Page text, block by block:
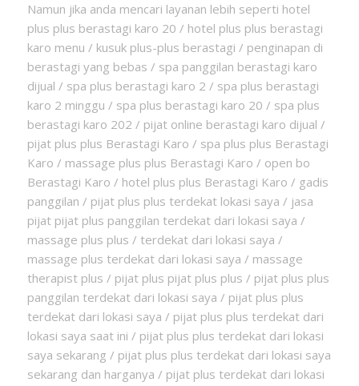
Namun jika anda mencari layanan lebih seperti hotel
plus plus berastagi karo 20 / hotel plus plus berastagi
karo menu / kusuk plus-plus berastagi / penginapan di
berastagi yang bebas / spa panggilan berastagi karo
dijual / spa plus berastagi karo 2 / spa plus berastagi
karo 2 minggu / spa plus berastagi karo 20 / spa plus
berastagi karo 202 / pijat online berastagi karo dijual /
pijat plus plus Berastagi Karo / spa plus plus Berastagi
Karo / massage plus plus Berastagi Karo / open bo
Berastagi Karo / hotel plus plus Berastagi Karo / gadis
panggilan / pijat plus plus terdekat lokasi saya / jasa
pijat pijat plus panggilan terdekat dari lokasi saya /
massage plus plus / terdekat dari lokasi saya /
massage plus terdekat dari lokasi saya / massage
therapist plus / pijat plus pijat plus plus / pijat plus plus
panggilan terdekat dari lokasi saya / pijat plus plus
terdekat dari lokasi saya / pijat plus plus terdekat dari
lokasi saya saat ini / pijat plus plus terdekat dari lokasi
saya sekarang / pijat plus plus terdekat dari lokasi saya
sekarang dan harganya / pijat plus terdekat dari lokasi